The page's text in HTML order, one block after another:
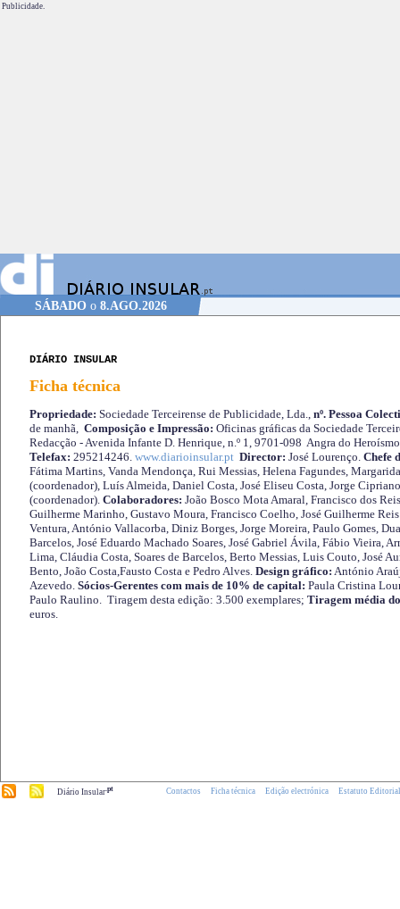
Publicidade.
SÁBADOo 8.AGO.2026
DIÁRIO INSULAR
Ficha técnica
Propriedade: Sociedade Terceirense de Publicidade, Lda., nº. Pessoa
de manhã, Composição e Impressão: Oficinas gráficas da Sociedade
Redacção - Avenida Infante D. Henrique, n.º 1, 9701-098 Angra do
Telefax: 295214246. www.diarioinsular.pt Director: José Lourenço. Chefe
Fátima Martins, Vanda Mendonça, Rui Messias, Helena Fagundes,
(coordenador), Luís Almeida, Daniel Costa, José Eliseu Costa, Jorge
(coordenador). Colaboradores: João Bosco Mota Amaral, Francisco dos
Guilherme Marinho, Gustavo Moura, Francisco Coelho, José Guilherme
Ventura, António Vallacorba, Diniz Borges, Jorge Moreira, Paulo Gomes,
Barcelos, José Eduardo Machado Soares, José Gabriel Ávila, Fábio Vieira,
Lima, Cláudia Costa, Soares de Barcelos, Berto Messias, Luis Couto, José
Bento, João Costa,Fausto Costa e Pedro Alves. Design gráfico: António
Azevedo. Sócios-Gerentes com mais de 10% de capital: Paula Cristina
Paulo Raulino. Tiragem desta edição: 3.500 exemplares; Tiragem média
euros.
Diário Insular.pt Contactos Ficha técnica Edição electrónica Estatuto Editorial